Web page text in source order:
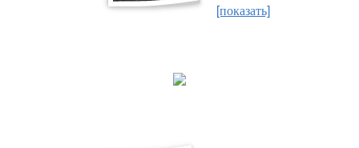
[показать]